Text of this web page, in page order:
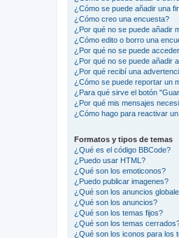
¿Cómo se puede añadir una
¿Cómo creo una encuesta?
¿Por qué no se puede añadir
¿Cómo edito o borro una
¿Por qué no se puede
¿Por qué no se puede añadir
¿Por qué recibí una
¿Cómo se puede reportar un
¿Para qué sirve el botón
¿Por qué mis mensajes
¿Cómo hago para reactivar
Formatos y tipos de temas
¿Qué es el código BBCode?
¿Puedo usar HTML?
¿Qué son los emoticonos?
¿Puedo publicar imagenes?
¿Qué son los anuncios
¿Qué son los anuncios?
¿Qué son los temas fijos?
¿Qué son los temas
¿Qué son los iconos para los